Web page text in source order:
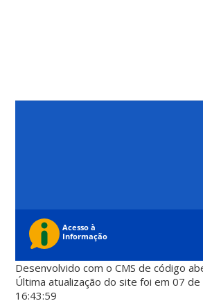
Desenvolvido com o CMS de código
Última atualização do site foi em 07
16:43:59